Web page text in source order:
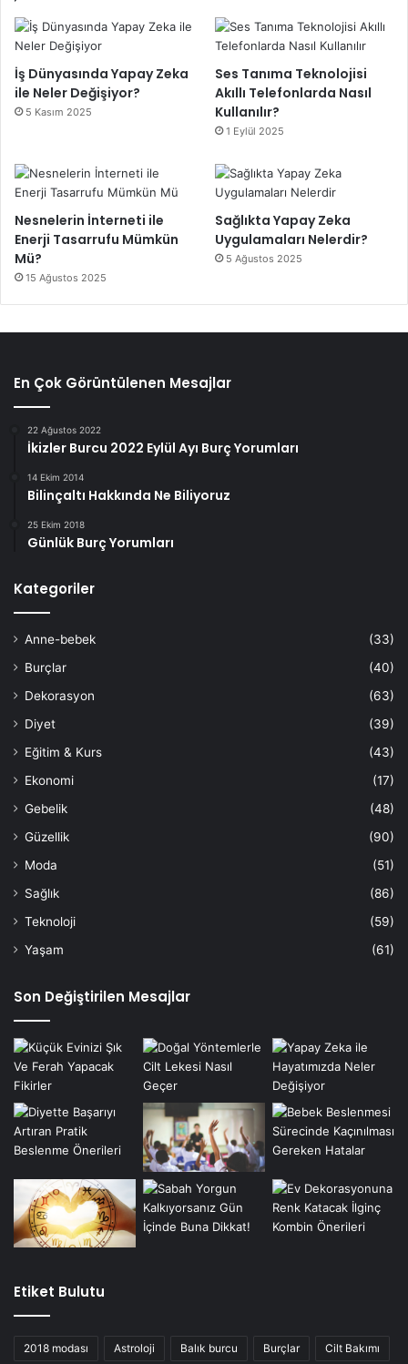
İş Dünyasında Yapay Zeka
ile Neler Değişiyor?
5 Kasım 2025
Ses Tanıma Teknolojisi
Akıllı Telefonlarda Nasıl
Kullanılır?
1 Eylül 2025
Nesnelerin İnterneti ile
Enerji Tasarrufu Mümkün
Mü?
15 Ağustos 2025
Sağlıkta Yapay Zeka
Uygulamaları Nelerdir?
5 Ağustos 2025
En Çok Görüntülenen Mesajlar
22 Ağustos 2022
İkizler Burcu 2022 Eylül Ayı Burç Yorumları
14 Ekim 2014
Bilinçaltı Hakkında Ne Biliyoruz
25 Ekim 2018
Günlük Burç Yorumları
Kategoriler
Anne-bebek
(33)
Burçlar
(40)
Dekorasyon
(63)
Diyet
(39)
Eğitim & Kurs
(43)
Ekonomi
(17)
Gebelik
(48)
Güzellik
(90)
Moda
(51)
Sağlık
(86)
Teknoloji
(59)
Yaşam
(61)
Son Değiştirilen Mesajlar
Etiket Bulutu
2018 modası Astroloji Balık burcu Burçlar Cilt Bakımı